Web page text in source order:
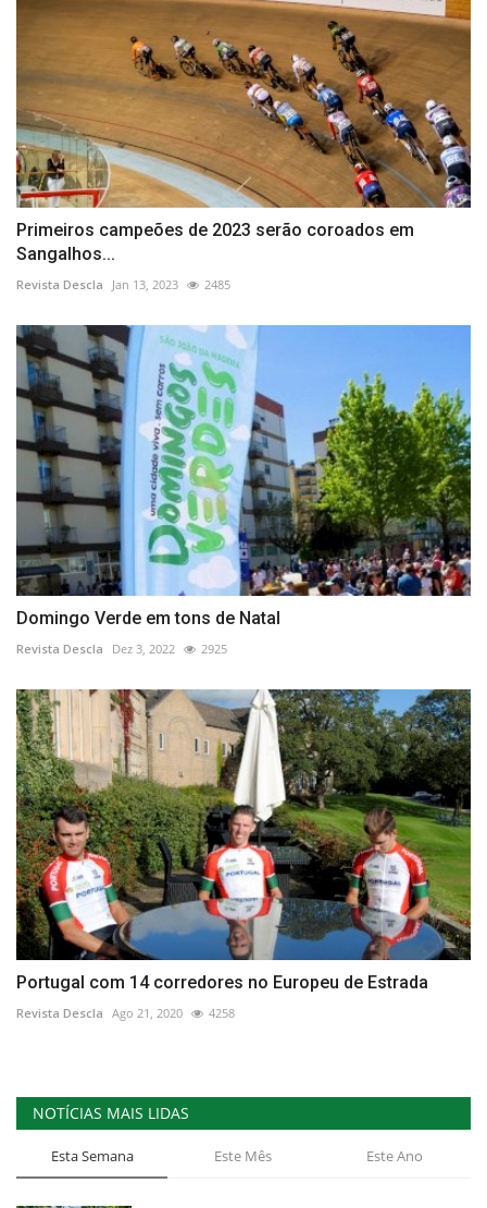
Primeiros campeões de 2023 serão coroados em
Sangalhos...
Revista Descla Jan 13, 2023 2485
Domingo Verde em tons de Natal
Revista Descla Dez 3, 2022 2925
Portugal com 14 corredores no Europeu de Estrada
Revista Descla Ago 21, 2020 4258
NOTÍCIAS MAIS LIDAS
Esta Semana Este Mês Este Ano